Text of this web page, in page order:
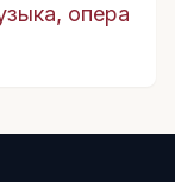
опера